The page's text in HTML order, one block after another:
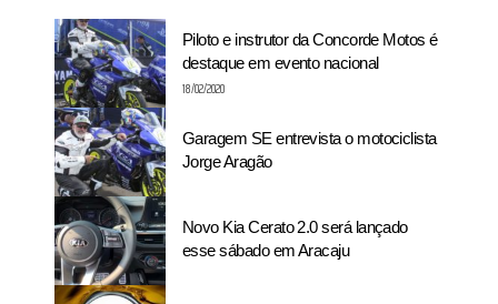
Piloto e instrutor da Concorde Motos é
destaque em evento nacional
18/02/2020
Garagem SE entrevista o motociclista
Jorge Aragão
Novo Kia Cerato 2.0 será lançado
esse sábado em Aracaju